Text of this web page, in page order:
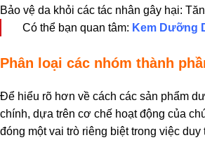
Bảo vệ da khỏi các tác nhân gây hại:
Có thể bạn quan tâm: Kem Dưỡng
Phân loại các nhóm thành
Để hiểu rõ hơn về cách các sản phẩm
chính, dựa trên cơ chế hoạt động của
đóng một vai trò riêng biệt trong việc duy